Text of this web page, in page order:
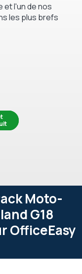
et l'un de nos
les plus brefs
Moto-
G18
OfficeEasy